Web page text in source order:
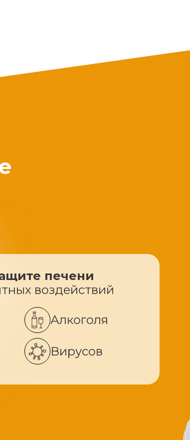
печени
воздействий
Алкоголя
Вирусов